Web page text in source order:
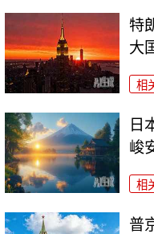
特
大
相
日
峻
相
普